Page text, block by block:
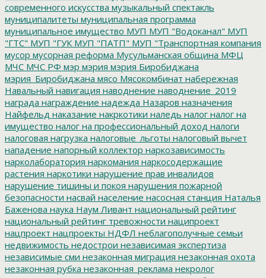
современного искусства музыкальный спектакль
муниципалитеты муниципальная программа
муниципальное имущество МУП МУП "Водоканал" МУП
"ГТС" МУП "ГУК МУП "ПАТП" МУП "Транспортная компания
мусор мусорная реформа Мусульманская община МФЦ
МЧС МЧС РФ мэр мэрия мэрия Биробиджана
мэрия_Биробиджана мясо Мясокомбинат набережная
Навальный навигация наводнение наводнение_2019
награда награждение надежда Назаров назначения
Найфельд наказание накркотики наледь налог налог на
имущество налог на профессиональный доход налоги
налоговая нагрузка налоговые_льготы налоговый вычет
нападение напорный коллектор наркозависимость
нарколаборатория наркомания наркосодержащие
растения наркотики нарушение прав инвалидов
нарушение тишины и покоя нарушения пожарной
безопасности насвай население насосная станция Наталья
Баженова наука Наум Ливант национальный рейтинг
национальный рейтинг тревожности наципроект
нацпроект нацпроекты НДФЛ неблагополучные семьи
недвижимость недострои независимая экспертиза
независимые сми незаконная миграция незаконная охота
незаконная рубка незаконная_реклама некролог